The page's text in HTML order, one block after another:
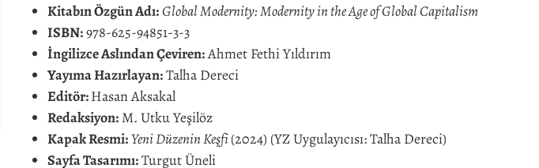
Kitabın Özgün Adı:Global Modernity: Modernity in the Age of Global Capitalism
ISBN:978-625-94851-3-3
İngilizce Aslından Çeviren:Ahmet Fethi Yıldırım
Yayıma Hazırlayan:Talha Dereci
Editör:Hasan Aksakal
Redaksiyon: M. Utku Yeşilöz
Kapak Resmi:Yeni Düzenin Keşfi(2024) (YZ Uygulayıcısı: Talha Dereci)
Sayfa Tasarımı:Turgut Üneli